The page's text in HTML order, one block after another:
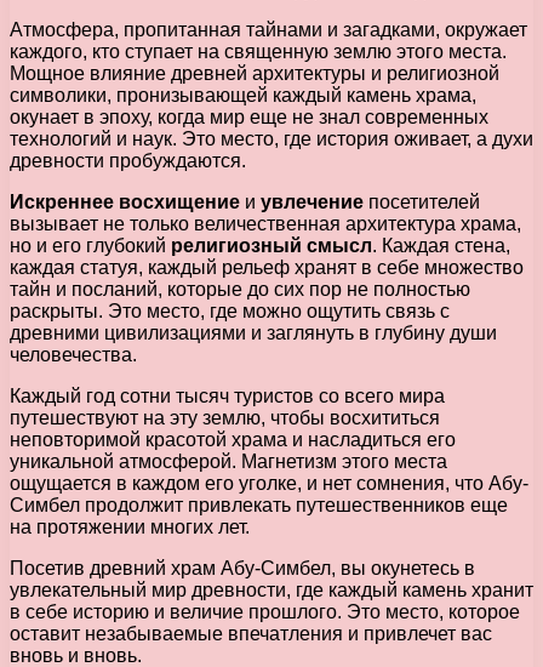
Атмосфера, пропитанная тайнами и загадками, окружает
каждого, кто ступает на священную землю этого места.
Мощное влияние древней архитектуры и религиозной
символики, пронизывающей каждый камень храма,
окунает в эпоху, когда мир еще не знал современных
технологий и наук. Это место, где история оживает, а духи
древности пробуждаются.
Искреннее восхищение и увлечение посетителей
вызывает не только величественная архитектура храма,
но и его глубокий религиозный смысл. Каждая стена,
каждая статуя, каждый рельеф хранят в себе множество
тайн и посланий, которые до сих пор не полностью
раскрыты. Это место, где можно ощутить связь с
древними цивилизациями и заглянуть в глубину души
человечества.
Каждый год сотни тысяч туристов со всего мира
путешествуют на эту землю, чтобы восхититься
неповторимой красотой храма и насладиться его
уникальной атмосферой. Магнетизм этого места
ощущается в каждом его уголке, и нет сомнения, что Абу-
Симбел продолжит привлекать путешественников еще
на протяжении многих лет.
Посетив древний храм Абу-Симбел, вы окунетесь в
увлекательный мир древности, где каждый камень хранит
в себе историю и величие прошлого. Это место, которое
оставит незабываемые впечатления и привлечет вас
вновь и вновь.